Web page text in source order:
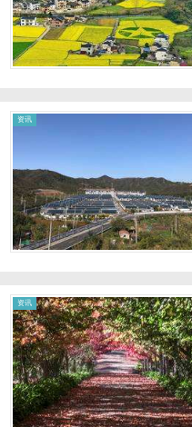
资讯
资讯